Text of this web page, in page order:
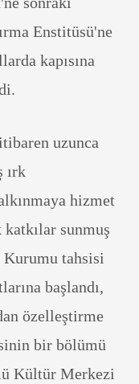
Enstitüsü'ne
kapısına
uzunca
ırk
hizmet
sunmuş
tahsisi
başlandı,
özelleştirme
bir bölümü
Kültür Merkezi